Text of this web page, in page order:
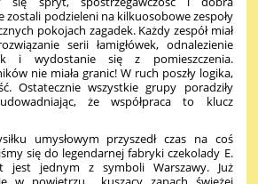
zostali podzieleni na kilkuosobowe zespoły
pokojach zagadek. Każdy zespół miał
serii łamigłówek, odnalezienie
i wydostanie się z pomieszczenia.
nie miała granic! W ruch poszły logika,
Ostatecznie wszystkie grupy poradziły
że współpraca to klucz
umysłowym przyszedł czas na coś
się do legendarnej fabryki czekolady E.
jednym z symboli Warszawy. Już